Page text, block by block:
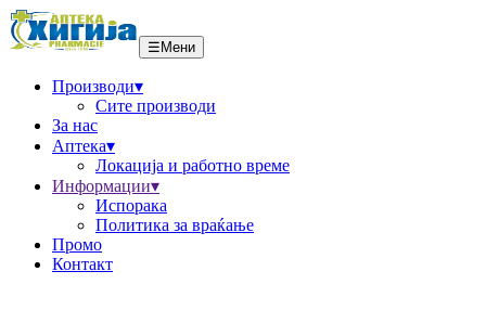
☰ Мени
Производи▾
Сите производи
За нас
Аптека▾
Локациja и работно време
Информации▾
Испорака
Политика за враќање
Промо
Контакт